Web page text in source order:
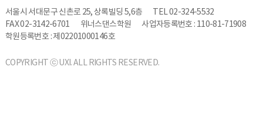
서울시 서대문구 신촌로 25, 상록빌딩 5,6층
TEL 02-324-5532
FAX 02-3142-6701
위너스댄스학원
사업자등록번호 : 110-81-71908
학원등록번호 : 제02201000146호
COPYRIGHT ⓒ UXI. ALL RIGHTS RESERVED.